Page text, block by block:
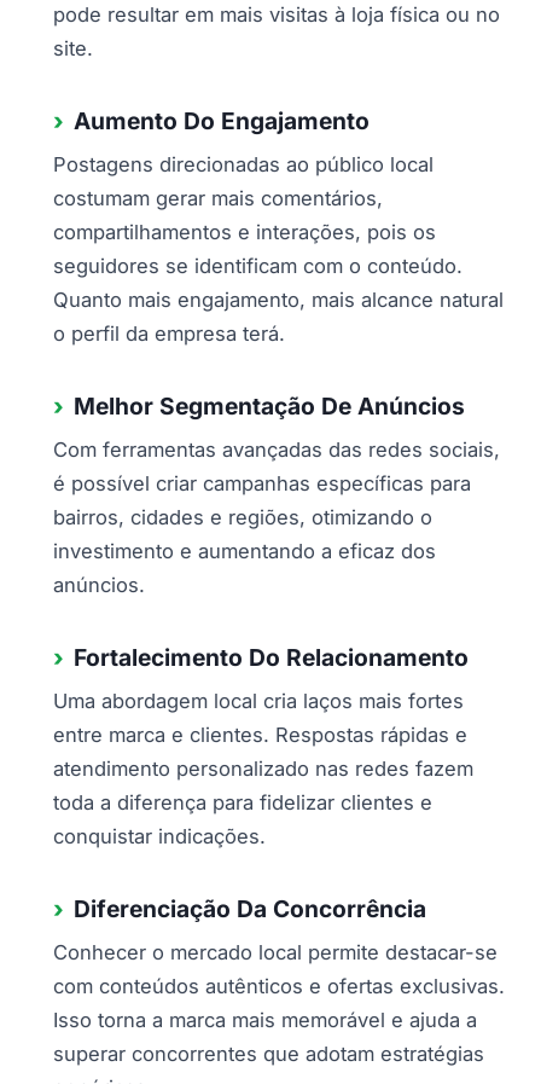
pode resultar em mais visitas à loja física ou no
site.
Aumento Do Engajamento
Postagens direcionadas ao público local
costumam gerar mais comentários,
compartilhamentos e interações, pois os
seguidores se identificam com o conteúdo.
Quanto mais engajamento, mais alcance natural
o perfil da empresa terá.
Melhor Segmentação De Anúncios
Com ferramentas avançadas das redes sociais,
é possível criar campanhas específicas para
bairros, cidades e regiões, otimizando o
investimento e aumentando a eficaz dos
anúncios.
Fortalecimento Do Relacionamento
Uma abordagem local cria laços mais fortes
entre marca e clientes. Respostas rápidas e
atendimento personalizado nas redes fazem
toda a diferença para fidelizar clientes e
conquistar indicações.
Diferenciação Da Concorrência
Conhecer o mercado local permite destacar-se
com conteúdos autênticos e ofertas exclusivas.
Isso torna a marca mais memorável e ajuda a
superar concorrentes que adotam estratégias